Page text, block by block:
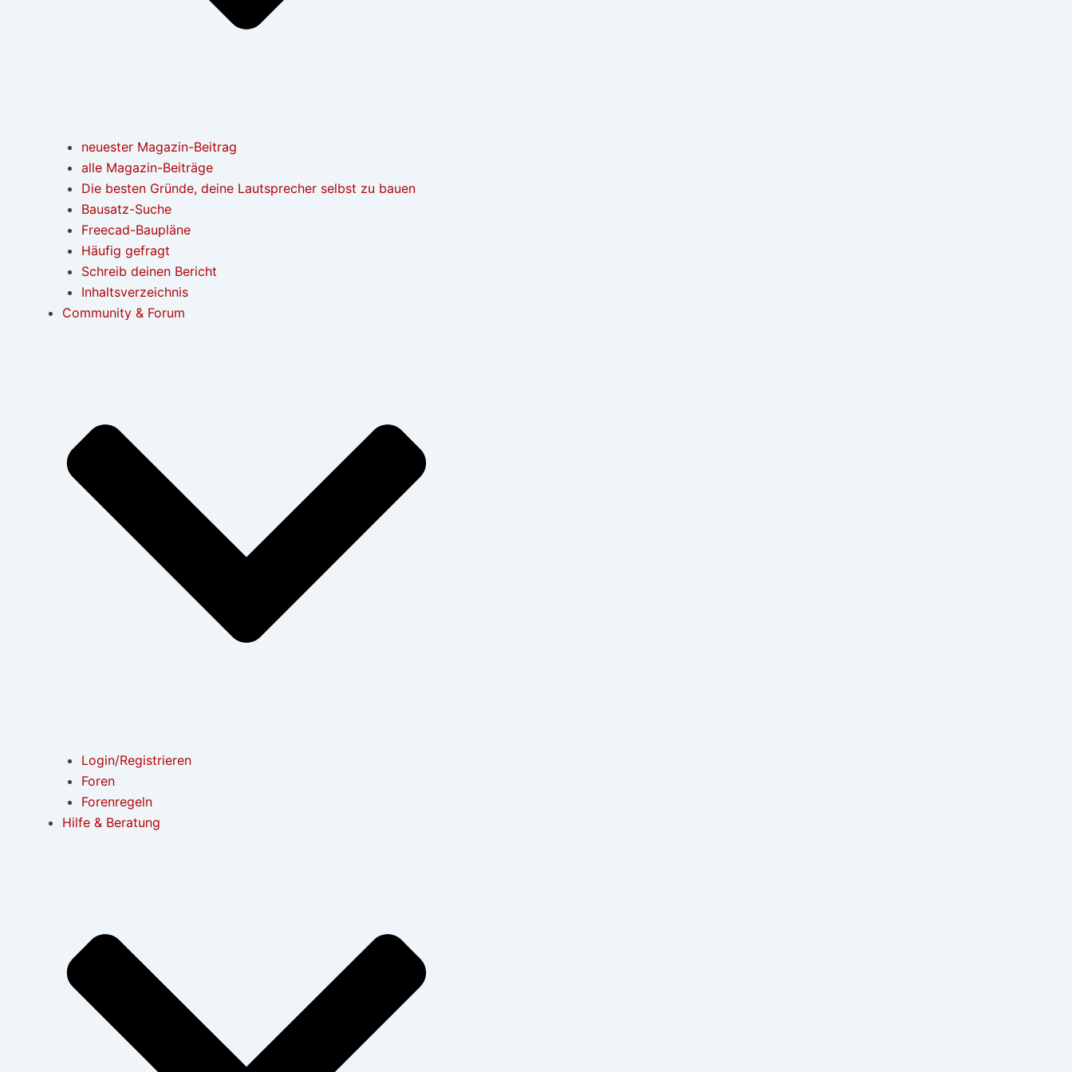
neuester Magazin-Beitrag
alle Magazin-Beiträge
Die besten Gründe, deine Lautsprecher selbst zu bauen
Bausatz-Suche
Freecad-Baupläne
Häufig gefragt
Schreib deinen Bericht
Inhaltsverzeichnis
Community & Forum
Login/Registrieren
Foren
Forenregeln
Hilfe & Beratung